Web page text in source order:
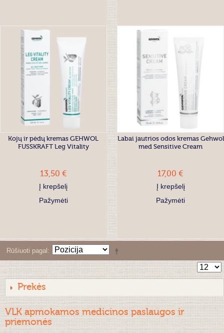
Kojų ir pėdų kremas GEHWOL
FUSSKRAFT Leg Vitality
13,50 €
Į krepšelį
Pažymėti
Labai jautrios odos kremas Gehwol
med Sensitive Cream
17,00 €
Į krepšelį
Pažymėti
Rūšiuoti pagal
Prekės
VLK apmokamos medicinos paslaugos ir
priemonės